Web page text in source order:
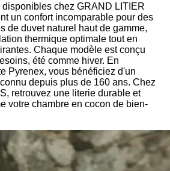
disponibles chez GRAND LITIER
un confort incomparable pour des
de duvet naturel haut de gamme,
thermique optimale tout en
Chaque modèle est conçu
été comme hiver. En
Pyrenex, vous bénéficiez d'un
depuis plus de 160 ans. Chez
retrouvez une literie durable et
votre chambre en cocon de bien-